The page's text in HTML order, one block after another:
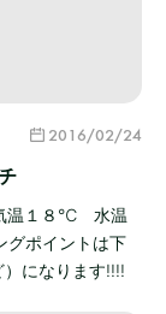
2016/02/24
気温１８℃ 水温
ポイントは下
になります!!!!